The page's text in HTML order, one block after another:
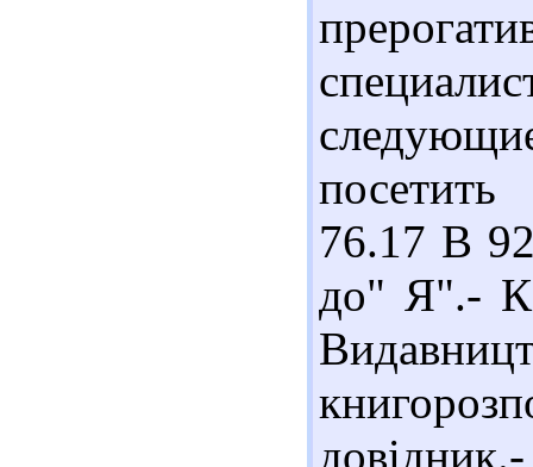
76.17 В
до" Я".-